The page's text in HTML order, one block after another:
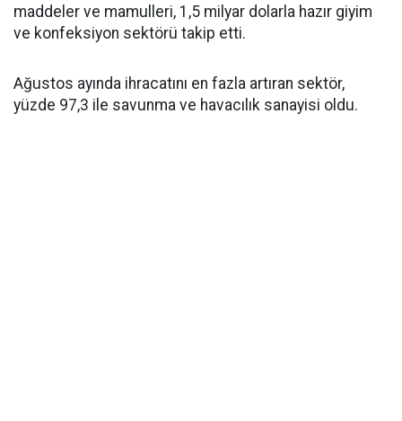
maddeler ve mamulleri, 1,5 milyar dolarla hazır giyim
ve konfeksiyon sektörü takip etti.
Ağustos ayında ihracatını en fazla artıran sektör,
yüzde 97,3 ile savunma ve havacılık sanayisi oldu.